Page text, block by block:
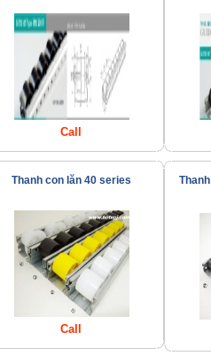
Call
Thanh con lăn 40 series
Call